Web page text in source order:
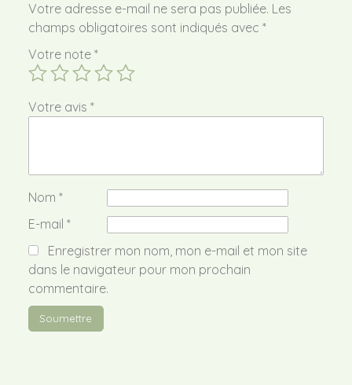
Votre adresse e-mail ne sera pas publiée. Les
champs obligatoires sont indiqués avec *
Votre note *
Votre avis *
Nom *
E-mail *
Enregistrer mon nom, mon e-mail et mon site
dans le navigateur pour mon prochain
commentaire.